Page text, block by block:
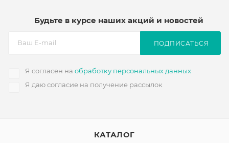
Будьте в курсе наших акций и новостей
Я согласен на обработку персональных данных
Я даю согласие на получение рассылок
ПОДПИСАТЬСЯ
КАТАЛОГ